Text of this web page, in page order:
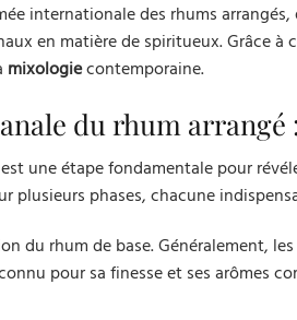
internationale des rhums
en matière de spiritueux. Grâce à
mixologiecontemporaine.
du rhum
une étape fondamentale pour
plusieurs phases, chacune
du rhum de base. Généralement,
pour sa finesse et ses arômes